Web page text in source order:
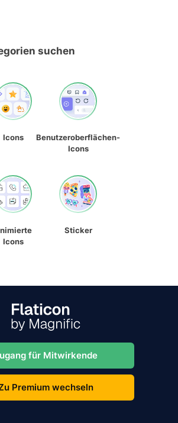
suchen
Icons
Benutzeroberflächen-
Icons
Icons
Sticker
für Mitwirkende
Premium wechseln